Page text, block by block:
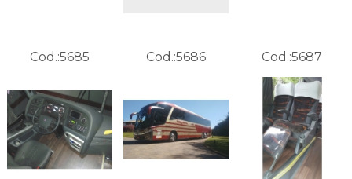
Cod.:5685 Cod.:5686 Cod.:5687